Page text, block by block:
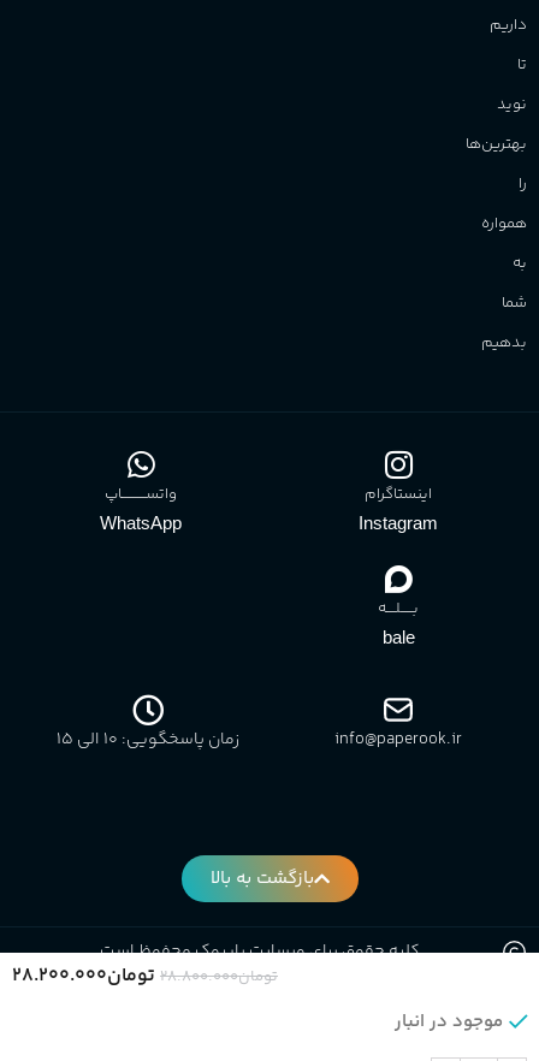
تومان۲۸.۸۰۰.۰۰۰ تومان۲۸.۲۰۰.۰۰۰
موجود در انبار
داریم
تا
نوید
بهترین‌ها
را
همواره
به
شما
بدهیم
اینستاگرام
Instagram
واتســــــــــاپ
WhatsApp
بـــــلــــه
bale
info@paperook.ir زمان پاسخگویی: 10 الی ۱5
بازگشت به بالا
کلیه حقوق برای وبسایت پاپروک محفوظ است.